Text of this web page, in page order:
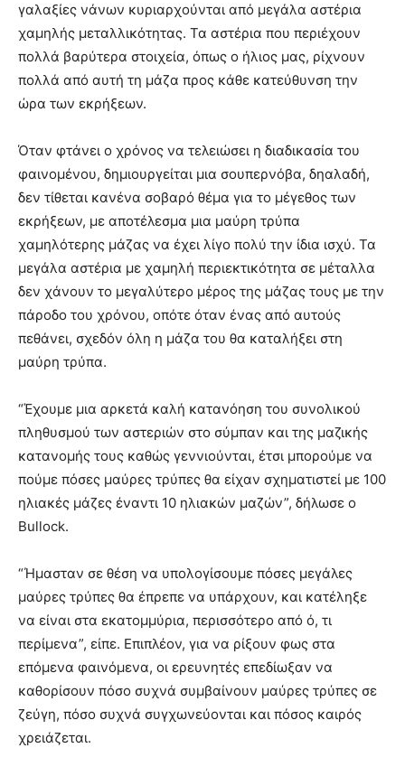
γαλαξίες νάνων κυριαρχούνται από μεγάλα αστέρια
χαμηλής μεταλλικότητας. Τα αστέρια που περιέχουν
πολλά βαρύτερα στοιχεία, όπως ο ήλιος μας, ρίχνουν
πολλά από αυτή τη μάζα προς κάθε κατεύθυνση την
ώρα των εκρήξεων.
Όταν φτάνει ο χρόνος να τελειώσει η διαδικασία του
φαινομένου, δημιουργείται μια σουπερνόβα, δηαλαδή,
δεν τίθεται κανένα σοβαρό θέμα για το μέγεθος των
εκρήξεων, με αποτέλεσμα μια μαύρη τρύπα
χαμηλότερης μάζας να έχει λίγο πολύ την ίδια ισχύ. Τα
μεγάλα αστέρια με χαμηλή περιεκτικότητα σε μέταλλα
δεν χάνουν το μεγαλύτερο μέρος της μάζας τους με την
πάροδο του χρόνου, οπότε όταν ένας από αυτούς
πεθάνει, σχεδόν όλη η μάζα του θα καταλήξει στη
μαύρη τρύπα.
“Έχουμε μια αρκετά καλή κατανόηση του συνολικού
πληθυσμού των αστεριών στο σύμπαν και της μαζικής
κατανομής τους καθώς γεννιούνται, έτσι μπορούμε να
πούμε πόσες μαύρες τρύπες θα είχαν σχηματιστεί με 100
ηλιακές μάζες έναντι 10 ηλιακών μαζών”, δήλωσε ο
Bullock.
“Ήμασταν σε θέση να υπολογίσουμε πόσες μεγάλες
μαύρες τρύπες θα έπρεπε να υπάρχουν, και κατέληξε
να είναι στα εκατομμύρια, περισσότερο από ό, τι
περίμενα”, είπε. Επιπλέον, για να ρίξουν φως στα
επόμενα φαινόμενα, οι ερευνητές επεδίωξαν να
καθορίσουν πόσο συχνά συμβαίνουν μαύρες τρύπες σε
ζεύγη, πόσο συχνά συγχωνεύονται και πόσος καιρός
χρειάζεται.